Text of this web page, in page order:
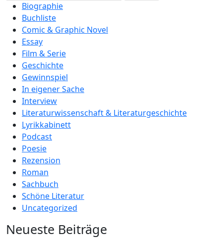
nach:Biographie
Buchliste
Comic & Graphic Novel
Essay
Film & Serie
Geschichte
Gewinnspiel
In eigener Sache
Interview
Literaturwissenschaft & Literaturgeschichte
Lyrikkabinett
Podcast
Poesie
Rezension
Roman
Sachbuch
Schöne Literatur
Uncategorized
Neueste Beiträge